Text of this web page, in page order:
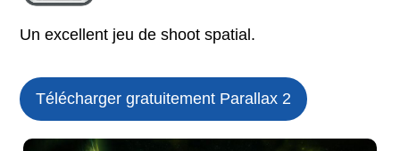
Un excellent jeu de shoot spatial.
Télécharger gratuitement Parallax 2